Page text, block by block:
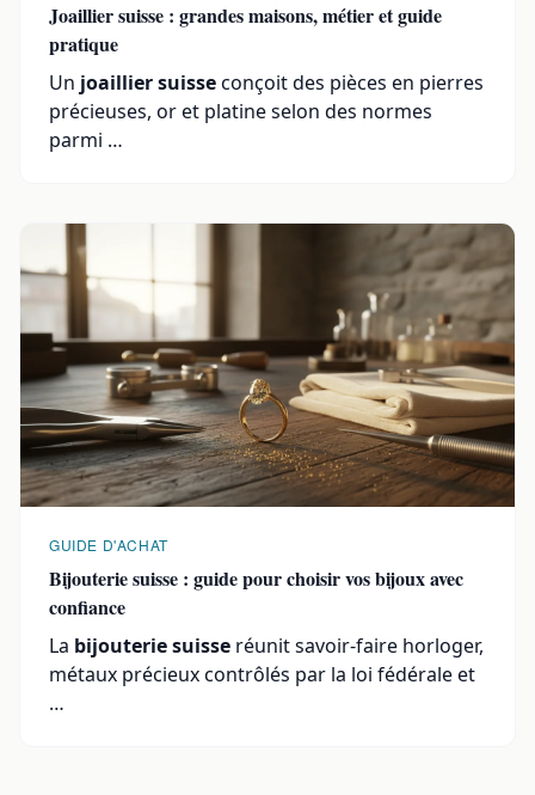
Joaillier suisse : grandes maisons, métier et guide
pratique
Un joaillier suisseconçoit des pièces en pierres
précieuses, or et platine selon des normes
parmi …
GUIDE D'ACHAT
Bijouterie suisse : guide pour choisir vos bijoux avec
confiance
La bijouterie suisse réunit savoir-faire horloger,
métaux précieux contrôlés par la loi fédérale et
…